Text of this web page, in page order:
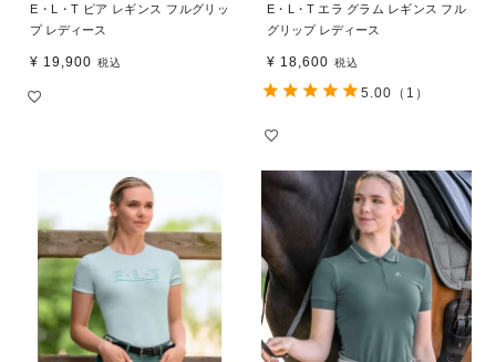
E・L・T ピア レギンス フルグリッ
プ レディース
¥ 19,900 税込
E・L・T エラ グラム レギンス フル
グリップ レディース
¥ 18,600 税込
5.00 （1）